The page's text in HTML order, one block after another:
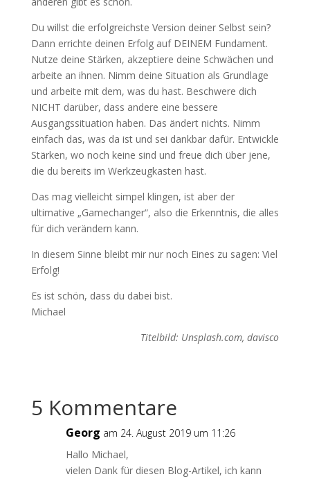
Du willst die erfolgreichste Version deiner Selbst sein?
Dann errichte deinen Erfolg auf DEINEM Fundament.
Nutze deine Stärken, akzeptiere deine Schwächen und
arbeite an ihnen. Nimm deine Situation als Grundlage
und arbeite mit dem, was du hast. Beschwere dich
NICHT darüber, dass andere eine bessere
Ausgangssituation haben. Das ändert nichts. Nimm
einfach das, was da ist und sei dankbar dafür. Entwickle
Stärken, wo noch keine sind und freue dich über jene,
die du bereits im Werkzeugkasten hast.
Das mag vielleicht simpel klingen, ist aber der
ultimative „Gamechanger“, also die Erkenntnis, die alles
für dich verändern kann.
In diesem Sinne bleibt mir nur noch Eines zu sagen: Viel
Erfolg!
Es ist schön, dass du dabei bist.
Michael
Titelbild: Unsplash.com, davisco
5 Kommentare
Georg am 24. August 2019 um 11:26
Hallo Michael,
vielen Dank für diesen Blog-Artikel, ich kann